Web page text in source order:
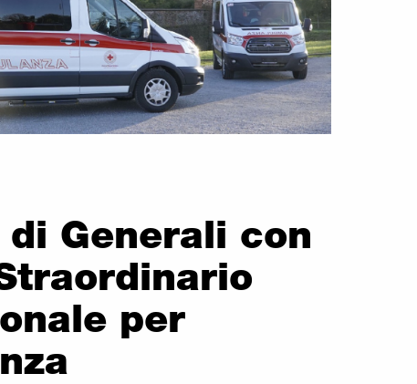
Generali con
per